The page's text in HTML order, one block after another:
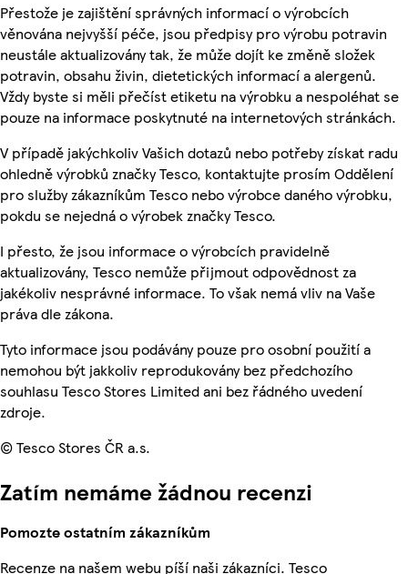
Přestože je zajištění správných informací o výrobcích
věnována nejvyšší péče, jsou předpisy pro výrobu potravin
neustále aktualizovány tak, že může dojít ke změně složek
potravin, obsahu živin, dietetických informací a alergenů.
Vždy byste si měli přečíst etiketu na výrobku a nespoléhat se
pouze na informace poskytnuté na internetových stránkách.
V případě jakýchkoliv Vašich dotazů nebo potřeby získat radu
ohledně výrobků značky Tesco, kontaktujte prosím Oddělení
pro služby zákazníkům Tesco nebo výrobce daného výrobku,
pokdu se nejedná o výrobek značky Tesco.
I přesto, že jsou informace o výrobcích pravidelně
aktualizovány, Tesco nemůže přijmout odpovědnost za
jakékoliv nesprávné informace. To však nemá vliv na Vaše
práva dle zákona.
Tyto informace jsou podávány pouze pro osobní použití a
nemohou být jakkoliv reprodukovány bez předchozího
souhlasu Tesco Stores Limited ani bez řádného uvedení
zdroje.
© Tesco Stores ČR a.s.
Zatím nemáme žádnou recenzi
Pomozte ostatním zákazníkům
Recenze na našem webu píší naši zákazníci. Tesco